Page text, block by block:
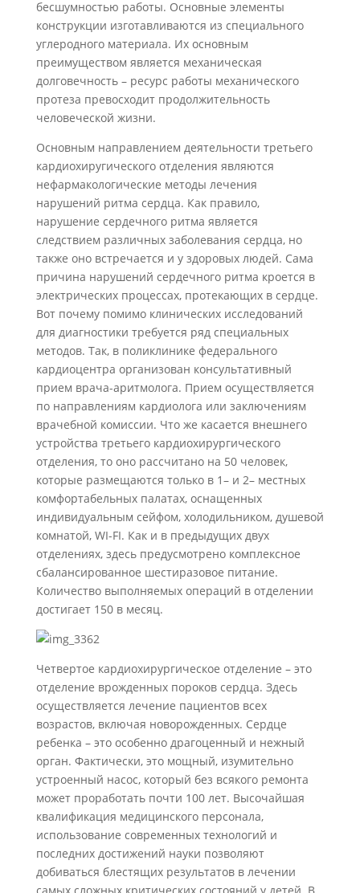
бесшумностью работы. Основные элементы
конструкции изготавливаются из специального
углеродного материала. Их основным
преимуществом является механическая
долговечность – ресурс работы механического
протеза превосходит продолжительность
человеческой жизни.
Основным направлением деятельности третьего
кардиохиругического отделения являются
нефармакологические методы лечения
нарушений ритма сердца. Как правило,
нарушение сердечного ритма является
следствием различных заболевания сердца, но
также оно встречается и у здоровых людей. Сама
причина нарушений сердечного ритма кроется в
электрических процессах, протекающих в сердце.
Вот почему помимо клинических исследований
для диагностики требуется ряд специальных
методов. Так, в поликлинике федерального
кардиоцентра организован консультативный
прием врача-аритмолога. Прием осуществляется
по направлениям кардиолога или заключениям
врачебной комиссии. Что же касается внешнего
устройства третьего кардиохирургического
отделения, то оно рассчитано на 50 человек,
которые размещаются только в 1– и 2– местных
комфортабельных палатах, оснащенных
индивидуальным сейфом, холодильником, душевой
комнатой, WI-FI. Как и в предыдущих двух
отделениях, здесь предусмотрено комплексное
сбалансированное шестиразовое питание.
Количество выполняемых операций в отделении
достигает 150 в месяц.
Четвертое кардиохирургическое отделение – это
отделение врожденных пороков сердца. Здесь
осуществляется лечение пациентов всех
возрастов, включая новорожденных. Сердце
ребенка – это особенно драгоценный и нежный
орган. Фактически, это мощный, изумительно
устроенный насос, который без всякого ремонта
может проработать почти 100 лет. Высочайшая
квалификация медицинского персонала,
использование современных технологий и
последних достижений науки позволяют
добиваться блестящих результатов в лечении